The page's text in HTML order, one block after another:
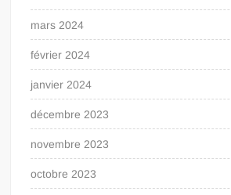
mars 2024
février 2024
janvier 2024
décembre 2023
novembre 2023
octobre 2023